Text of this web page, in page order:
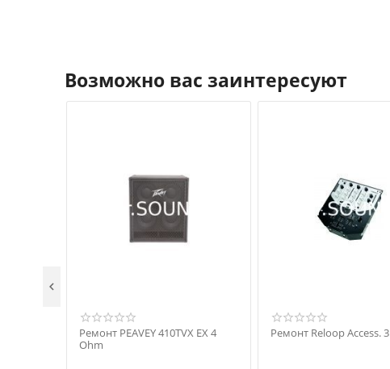
Возможно вас заинтересуют
Ремонт PEAVEY 410TVX EX 4
Ohm
Ремонт Reloop Access. 3
